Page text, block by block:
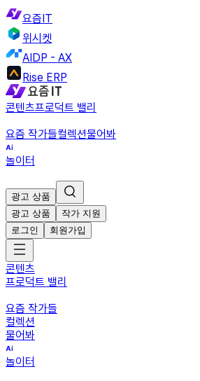
요즘IT
위시켓
AIDP - AX
Rise ERP
콘텐츠프로덕트 밸리
요즘 작가들컬렉션물어봐
놀이터
광고 상품
광고 상품
작가 지원
로그인
회원가입
콘텐츠
프로덕트 밸리
요즘 작가들
컬렉션
물어봐
놀이터